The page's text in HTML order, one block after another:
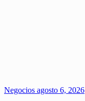
Negocios agosto 6, 2026